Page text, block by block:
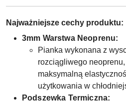
Najważniejsze cechy produktu:
3mm Warstwa Neoprenu:
Pianka wykonana z
rozciągliwego
maksymalną
użytkowania w
Podszewka Termiczna: